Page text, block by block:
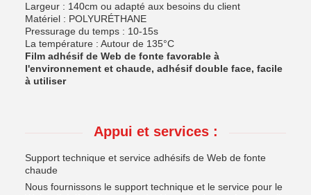
Largeur : 140cm ou adapté aux besoins du client
Matériel : POLYURÉTHANE
Pressurage du temps : 10-15s
La température : Autour de 135°C
Film adhésif de Web de fonte favorable à
l'environnement et chaude, adhésif double face, facile
à utiliser
Appui et services :
Support technique et service adhésifs de Web de fonte
chaude
Nous fournissons le support technique et le service pour le